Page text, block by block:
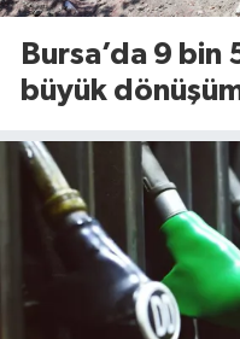
Bursa’da 9
büyük